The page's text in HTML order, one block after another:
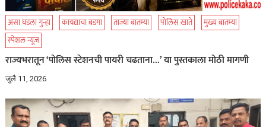
असा घडला गुन्हा कायद्याचा बडगा ताज्या बातम्या पोलिस खाते
मुख्य बातम्या
स्पेशल न्यूज
राज्यभरातून ‘पोलिस स्टेशनची पायरी चढताना…’ या पुस्तकाला मोठी मागणी
जुलै 11, 2026